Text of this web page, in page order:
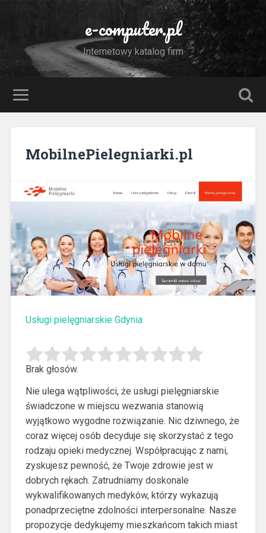
e-computer.pl
Internetowy katalog firm
MobilnePielegniarki.pl
Usługi pielęgniarskie Gdynia
Brak głosów.
Nie ulega wątpliwości, że usługi pielęgniarskie
świadczone w miejscu wezwania stanowią
wyjątkowo wygodne rozwiązanie. Nic dziwnego, że
coraz więcej osób decyduje się skorzystać z tego
rodzaju opieki medycznej. Współpracując z nami,
zyskujesz pewność, że Twoje zdrowie jest w
dobrych rękach. Zatrudniamy doskonale
wykwalifikowanych medyków, którzy wykazują
ponadprzeciętne zdolności interpersonalne. Nasze
propozycje dedykujemy mieszkańcom takich miast